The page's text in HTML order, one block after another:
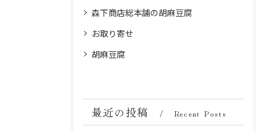
森下商店総本舗の胡麻豆腐
お取り寄せ
胡麻豆腐
最近の投稿 Recent Posts